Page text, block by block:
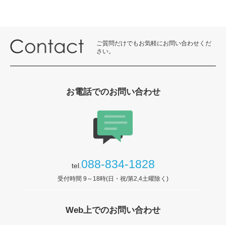
ご質問だけでもお気軽にお問い合わせくだ
さい。
お電話でのお問い合わせ
tel.088-834-1828
受付時間 9～18時(日・祝/第2,4土曜除く)
Web上でのお問い合わせ